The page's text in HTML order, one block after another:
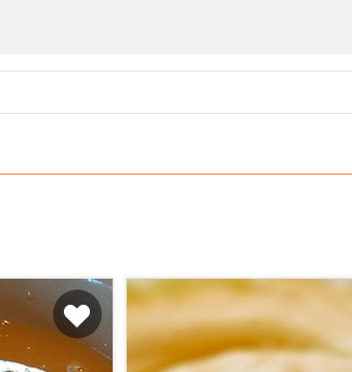
წვნიანები ცომეული